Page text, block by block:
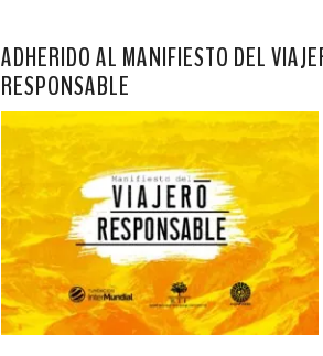
ADHERIDO AL MANIFIESTO DEL
RESPONSABLE